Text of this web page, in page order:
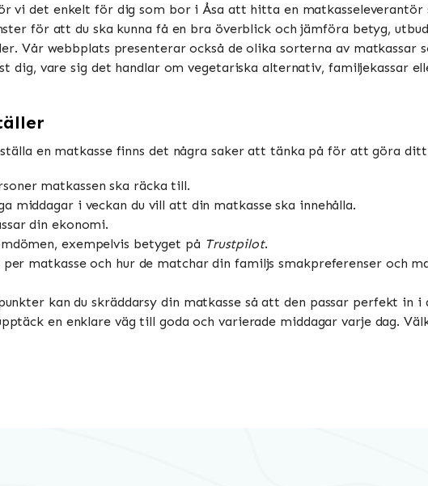
vi det enkelt för dig som bor i Åsa att hitta en matkasseleverantör
för att du ska kunna få en bra överblick och jämföra betyg,
Vår webbplats presenterar också de olika sorterna av matkassar
dig, vare sig det handlar om vegetariska alternativ, familjekassar
en matkasse finns det några saker att tänka på för att göra
matkassen ska räcka till.
middagar i veckan du vill att din matkasse ska innehålla.
din ekonomi.
exempelvis betyget på Trustpilot.
matkasse och hur de matchar din familjs smakpreferenser och
kan du skräddarsy din matkasse så att den passar perfekt in i
en enklare väg till goda och varierade middagar varje dag.